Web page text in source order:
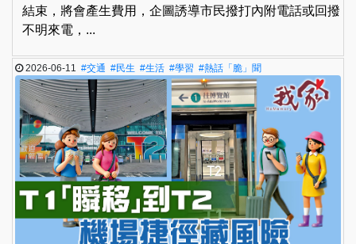
結束，將會產生費用，企圖誘導市民撥打內附電話或回撥
不明來電，...
2026-06-11#交通 #民生 #生活 #學習 #熱話「脆」聞